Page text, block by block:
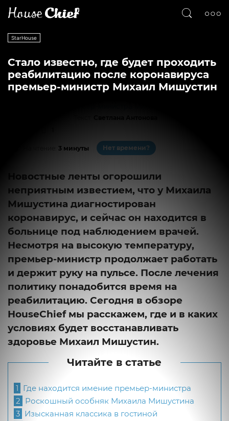
StarHouse
Стало известно, где будет проходить
реабилитацию после коронавируса
премьер-министр Михаил Мишустин
3 минуты Нет времени?
Новостные ленты огорошили
неприятным известием, что у Михаила
Мишустина диагностирован
коронавирус, и сейчас он находится в
больнице под наблюдением врачей.
Несмотря на высокую температуру,
премьер-министр продолжает работать
и держит руку на пульсе. После лечения
политику понадобится время на
реабилитацию. Сегодня в обзоре
HouseChief мы расскажем, где и в каких
условиях будет восстанавливать
здоровье Михаил Мишустин.
Читайте в статье
1 Где находится имение премьер-министра
2 Роскошный особняк Михаила Мишустина
3 Изысканная классика в гостиной